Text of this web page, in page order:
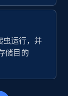
and
册使用
虫运行，并
储目的